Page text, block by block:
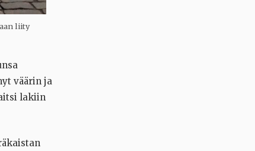
liity
väärin ja
lakiin